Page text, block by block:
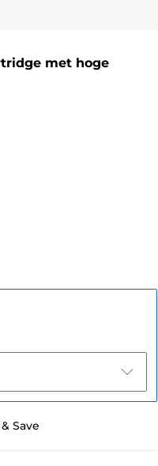
met hoge
Save